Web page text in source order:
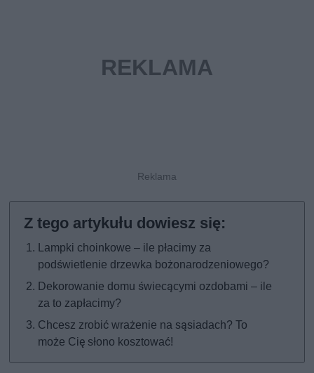
Lampki choinkowe – ile płacimy za
podświetlenie drzewka bożonarodzeniowego?
Dekorowanie domu świecącymi ozdobami – ile
za to zapłacimy?
Chcesz zrobić wrażenie na sąsiadach? To
może Cię słono kosztować!